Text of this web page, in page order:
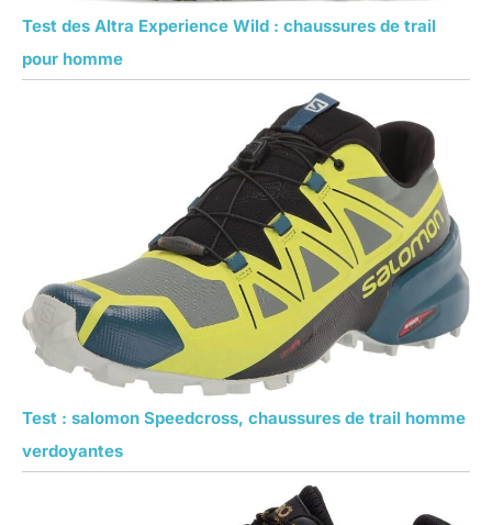
Test des Altra Experience Wild : chaussures de trail
pour homme
Test : salomon Speedcross, chaussures de trail homme
verdoyantes